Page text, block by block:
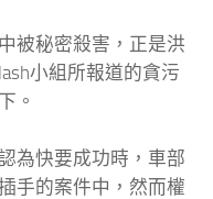
被秘密殺害，正是洪
小組所報道的貪污
。
為快要成功時，車部
手的案件中，然而權